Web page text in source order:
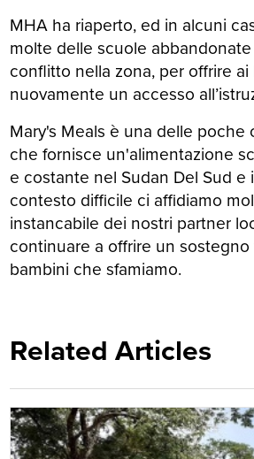
MHA ha riaperto, ed in alcuni
molte delle scuole
conflitto nella zona, per offrire ai
nuovamente un accesso
Mary's Meals è una delle poche
che fornisce un'alimentazione
e costante nel Sudan Del Sud e
contesto difficile ci affidiamo
instancabile dei nostri partner
continuare a offrire un sostegno
bambini che sfamiamo.
Related Articles